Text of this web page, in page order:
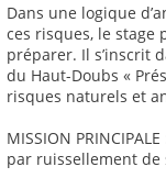
Dans une logique
ces risques, le stage
préparer. Il s’inscrit
du Haut-Doubs «
risques naturels et
MISSION
par ruissellement de